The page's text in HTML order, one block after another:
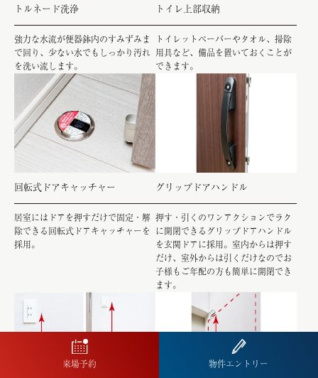
物件エントリー
来場予約
トルネード洗浄
強力な水流が便器鉢内のすみずみま
で回り、少ない水でもしっかり汚れ
を洗い流します。
トイレ上部収納
トイレットペーパーやタオル、掃除
用具など、備品を置いておくことが
できます。
回転式ドアキャッチャー
居室にはドアを押すだけで固定・解
除できる回転式ドアキャッチャーを
採用。
グリップドアハンドル
押す・引くのワンアクションでラク
に開閉できるグリップドアハンドル
を玄関ドアに採用。室内からは押す
だけ、室外からは引くだけなのでお
子様もご年配の方も簡単に開閉でき
ます。